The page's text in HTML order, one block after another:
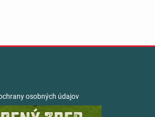
osobných údajov